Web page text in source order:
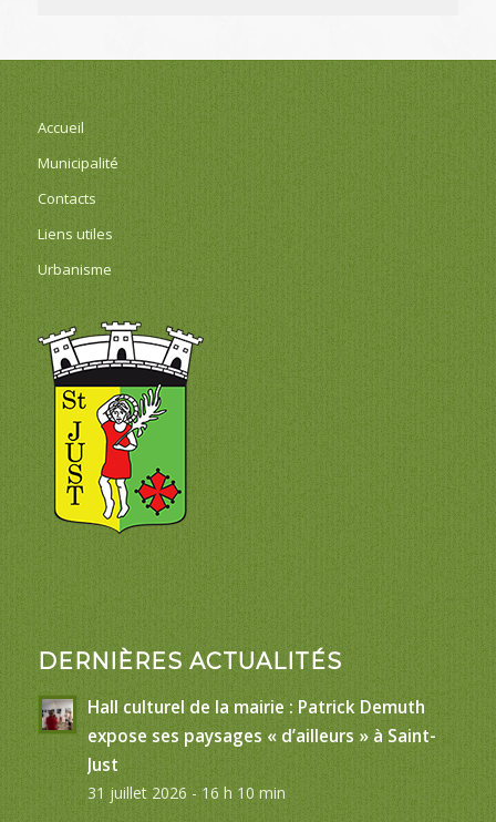
Accueil
Municipalité
Contacts
Liens utiles
Urbanisme
DERNIÈRES ACTUALITÉS
Hall culturel de la mairie : Patrick Demuth
expose ses paysages « d’ailleurs » à Saint-
Just
31 juillet 2026 - 16 h 10 min